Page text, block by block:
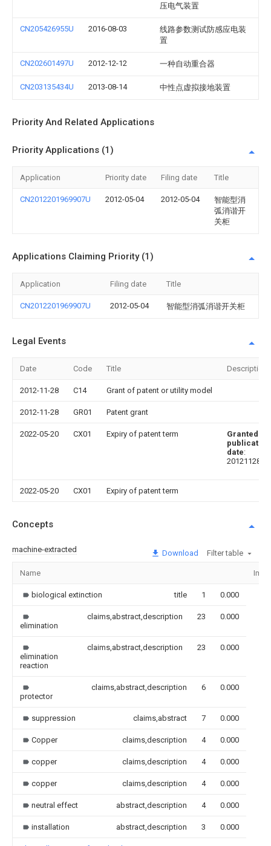
压电气装置
CN205426955U 2016-08-03
线路参数测试防感应电装
置
CN202601497U 2012-12-12 一种自动重合器
CN203135434U 2013-08-14 中性点虚拟接地装置
Priority And Related Applications
Priority Applications (1)
Application Priority date Filing date Title
CN2012201969907U 2012-05-04 2012-05-04
智能型消
弧消谐开
关柜
Applications Claiming Priority (1)
Application Filing date Title
CN2012201969907U 2012-05-04 智能型消弧消谐开关柜
Legal Events
Date Code Title Description
2012-11-28 C14 Grant of patent or utility model
2012-11-28 GR01 Patent grant
2022-05-20 CX01 Expiry of patent term
Granted
publication
date:
20121128
2022-05-20 CX01 Expiry of patent term
Concepts
machine-extracted Download Filter table
Name
biological extinction title 1 0.000
elimination
claims,abstract,description 23 0.000
elimination
reaction
claims,abstract,description 23 0.000
protector
claims,abstract,description 6 0.000
suppression claims,abstract 7 0.000
Copper claims,description 4 0.000
copper claims,description 4 0.000
copper claims,description 4 0.000
neutral effect abstract,description 4 0.000
installation abstract,description 3 0.000